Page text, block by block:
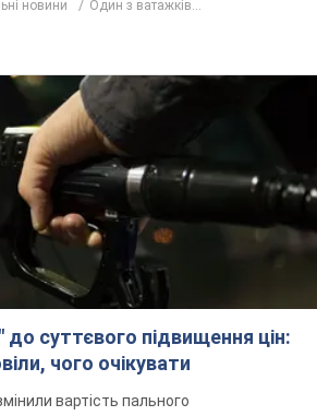
новини Один з ватажків...
суттєвого підвищення цін:
чого очікувати
вартість пального